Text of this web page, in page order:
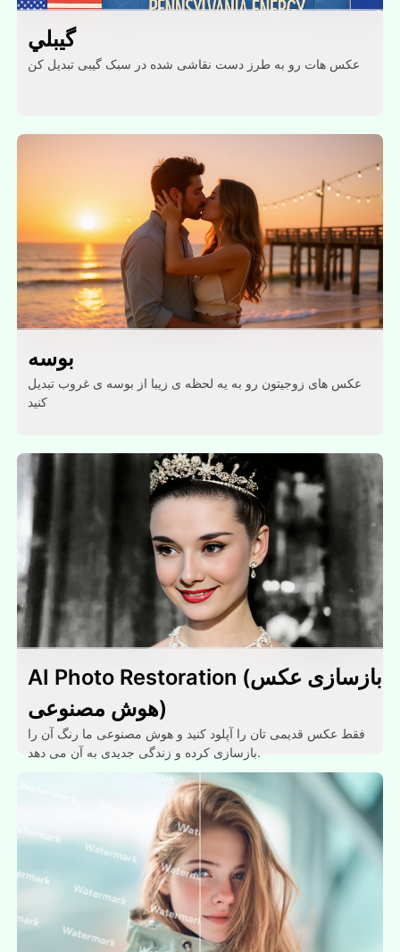
گيبلي
عکس هات رو به طرز دست نقاشی شده در سبک گیبی تبدیل کن
بوسه
عکس های زوجیتون رو به یه لحظه ی زیبا از بوسه ی غروب تبدیل
کنید
AI Photo Restoration (بازسازی عکس
هوش مصنوعی)
فقط عکس قدیمی تان را آپلود کنید و هوش مصنوعی ما رنگ آن را
بازسازی کرده و زندگی جدیدی به آن می دهد.